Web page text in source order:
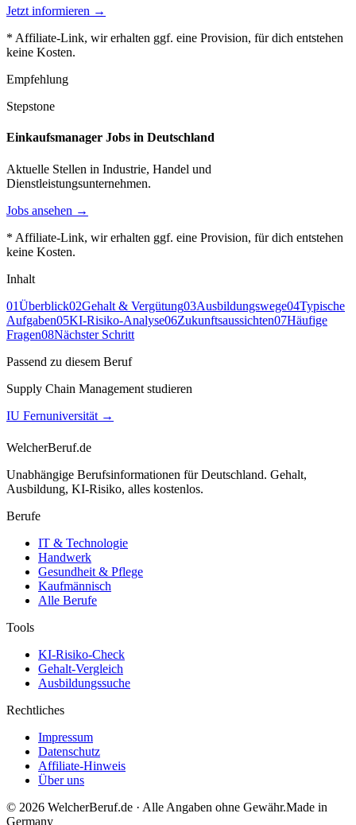
Jetzt informieren →
* Affiliate-Link, wir erhalten ggf. eine Provision, für dich entstehen
keine Kosten.
Empfehlung
Stepstone
Einkaufsmanager Jobs in Deutschland
Aktuelle Stellen in Industrie, Handel und
Dienstleistungsunternehmen.
Jobs ansehen →
* Affiliate-Link, wir erhalten ggf. eine Provision, für dich entstehen
keine Kosten.
Inhalt
01Überblick02Gehalt & Vergütung03Ausbildungswege04Typische
Aufgaben05KI-Risiko-Analyse06Zukunftsaussichten07Häufige
Fragen08Nächster Schritt
Passend zu diesem Beruf
Supply Chain Management studieren
IU Fernuniversität →
WelcherBeruf.de
Unabhängige Berufsinformationen für Deutschland. Gehalt,
Ausbildung, KI-Risiko, alles kostenlos.
Berufe
IT & Technologie
Handwerk
Gesundheit & Pflege
Kaufmännisch
Alle Berufe
Tools
KI-Risiko-Check
Gehalt-Vergleich
Ausbildungssuche
Rechtliches
Impressum
Datenschutz
Affiliate-Hinweis
Über uns
© 2026 WelcherBeruf.de · Alle Angaben ohne Gewähr.Made in
Germany